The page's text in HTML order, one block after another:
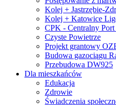
Kolej + Jastrzębie-
Kolej + Katowice
CPK - Centralny
Czyste Powietrze
Projekt grantowy
Budowa gazociągu
Przebudowa DW925
Dla mieszkańców
Edukacja
Zdrowie
Świadczenia